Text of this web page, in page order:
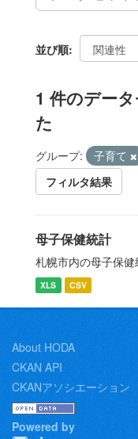
並び順
1 件のデー
た
グループ: 子育て
フィルタ結果
母子保健統計
札幌市内の母子保健
XLS CSV
About HODA
CKAN API
CKANアソシエーション
Powered by